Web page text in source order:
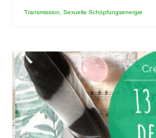
Transmission Sexuelle Schöpfungsenergie